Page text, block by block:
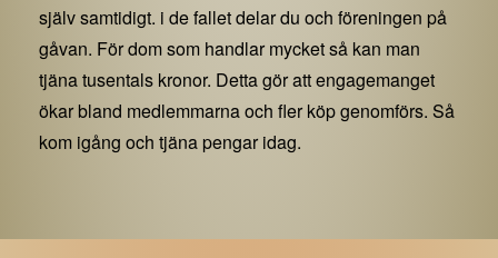
själv samtidigt. i de fallet delar du och föreningen på
gåvan. För dom som handlar mycket så kan man
tjäna tusentals kronor. Detta gör att engagemanget
ökar bland medlemmarna och fler köp genomförs. Så
kom igång och tjäna pengar idag.